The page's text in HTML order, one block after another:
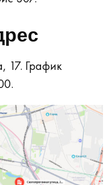
17. График